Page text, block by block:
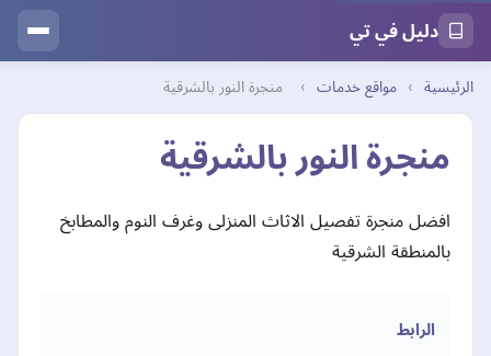
دليل في تي
الرئيسية › مواقع خدمات › منجرة النور بالشرقية
منجرة النور بالشرقية
افضل منجرة تفصيل الاثاث المنزلى وغرف النوم والمطابخ
بالمنطقة الشرقية
الرابط